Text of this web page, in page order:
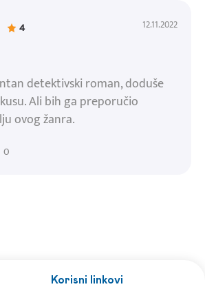
4 12.11.2022
detektivski roman, doduše
Ali bih ga preporučio
ovog žanra.
0
Korisni linkovi